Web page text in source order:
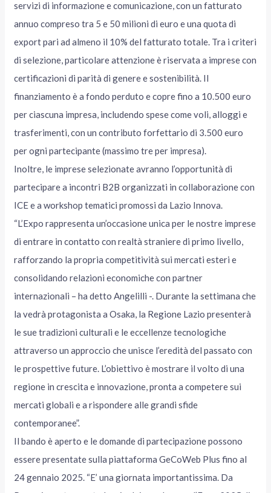
servizi di informazione e comunicazione, con un fatturato
annuo compreso tra 5 e 50 milioni di euro e una quota di
export pari ad almeno il 10% del fatturato totale. Tra i criteri
di selezione, particolare attenzione è riservata a imprese con
certificazioni di parità di genere e sostenibilità. Il
finanziamento è a fondo perduto e copre fino a 10.500 euro
per ciascuna impresa, includendo spese come voli, alloggi e
trasferimenti, con un contributo forfettario di 3.500 euro
per ogni partecipante (massimo tre per impresa).
Inoltre, le imprese selezionate avranno l’opportunità di
partecipare a incontri B2B organizzati in collaborazione con
ICE e a workshop tematici promossi da Lazio Innova.
“L’Expo rappresenta un’occasione unica per le nostre imprese
di entrare in contatto con realtà straniere di primo livello,
rafforzando la propria competitività sui mercati esteri e
consolidando relazioni economiche con partner
internazionali – ha detto Angelilli -. Durante la settimana che
la vedrà protagonista a Osaka, la Regione Lazio presenterà
le sue tradizioni culturali e le eccellenze tecnologiche
attraverso un approccio che unisce l’eredità del passato con
le prospettive future. L’obiettivo è mostrare il volto di una
regione in crescita e innovazione, pronta a competere sui
mercati globali e a rispondere alle grandi sfide
contemporanee”.
Il bando è aperto e le domande di partecipazione possono
essere presentate sulla piattaforma GeCoWeb Plus fino al
24 gennaio 2025. “E’ una giornata importantissima. Da